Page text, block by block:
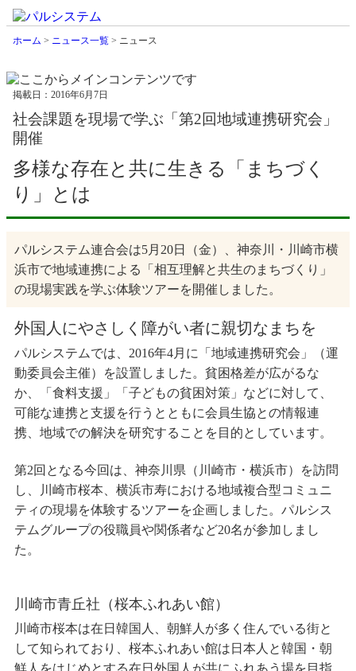
ホーム > ニュース一覧 > ニュース
掲載日：2016年6月7日
社会課題を現場で学ぶ「第2回地域連携研究会」
開催
多様な存在と共に生きる「まちづく
り」とは
パルシステム連合会は5月20日（金）、神奈川・川崎市横
浜市で地域連携による「相互理解と共生のまちづくり」
の現場実践を学ぶ体験ツアーを開催しました。
外国人にやさしく障がい者に親切なまちを
パルシステムでは、2016年4月に「地域連携研究会」（運
動委員会主催）を設置しました。貧困格差が広がるな
か、「食料支援」「子どもの貧困対策」などに対して、
可能な連携と支援を行うとともに会員生協との情報連
携、地域での解決を研究することを目的としています。
第2回となる今回は、神奈川県（川崎市・横浜市）を訪問
し、川崎市桜本、横浜市寿における地域複合型コミュニ
ティの現場を体験するツアーを企画しました。パルシス
テムグループの役職員や関係者など20名が参加しまし
た。
川崎市青丘社（桜本ふれあい館）
川崎市桜本は在日韓国人、朝鮮人が多く住んでいる街と
して知られており、桜本ふれあい館は日本人と韓国・朝
鮮人をはじめとする在日外国人が共にふれあう場を目指